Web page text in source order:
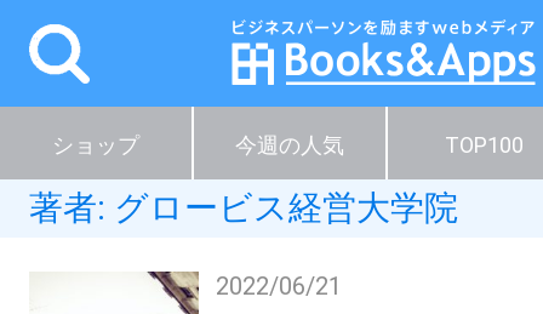
ショップ 今週の人気 TOP100
著者: グロービス経営大学院
2022/06/21